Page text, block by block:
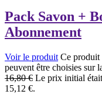
Pack Savon +
Abonnement
Voir le produit Ce produit
peuvent être choisies sur
16,80€ Le prix initial
15,12 €.